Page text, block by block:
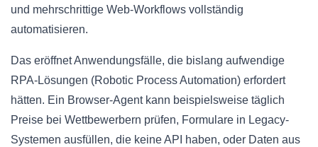
und mehrschrittige Web-Workflows vollständig
automatisieren.
Das eröffnet Anwendungsfälle, die bislang aufwendige
RPA-Lösungen (Robotic Process Automation) erfordert
hätten. Ein Browser-Agent kann beispielsweise täglich
Preise bei Wettbewerbern prüfen, Formulare in Legacy-
Systemen ausfüllen, die keine API haben, oder Daten aus